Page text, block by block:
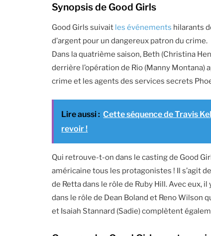
Synopsis de Good Girls
Good Girls suivait les événements hilarants
d’argent pour un dangereux patron du crime.
Dans la quatrième saison, Beth (Christina
derrière l’opération de Rio (Manny Montana)
crime et les agents des services secrets
Lire aussi : Cette séquence de Travis
revoir !
Qui retrouve-t-on dans le casting de Good
américaine tous les protagonistes ! Il s’agit
de Retta dans le rôle de Ruby Hill. Avec eux,
dans le rôle de Dean Boland et Reno Wilson
et Isaiah Stannard (Sadie) complètent